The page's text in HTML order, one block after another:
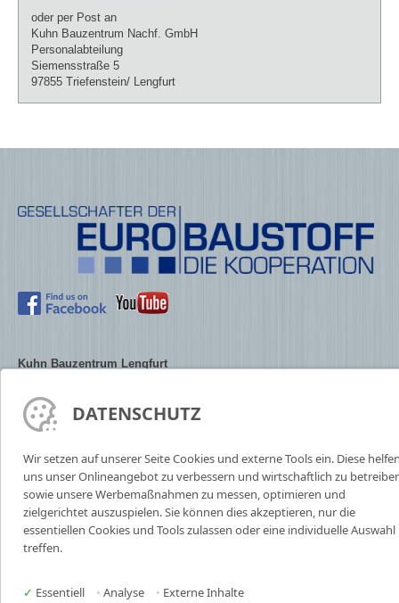
oder per Post an
Kuhn Bauzentrum Nachf. GmbH
Personalabteilung
Siemensstraße 5
97855 Triefenstein/ Lengfurt
Kuhn Bauzentrum Lengfurt
97855 Triefenstein / Lengfurt
Tel. +49 93 95 / 97 20 0
Fax +49 93 95 / 80 92
Öffnungszeiten Lengfurt
Mo. – Fr. 7:00 – 18:00 Uhr
Sa. 7:00 – 13:00
Schausonntag nur in Lengfurt:
Ausstellung jeden 1. Sonntag im Monat geöffnet.
Kuhn Bauzentrum Zellingen
DATENSCHUTZ
Wir setzen auf unserer Seite Cookies und externe Tools ein. Diese
uns unser Onlineangebot zu verbessern und wirtschaftlich zu
sowie unsere Werbemaßnahmen zu messen, optimieren und
zielgerichtet auszuspielen. Sie können dies akzeptieren, nur die
essentiellen Cookies und Tools zulassen oder eine individuelle Auswahl
treffen.
✓ Essentiell • Analyse • Externe Inhalte